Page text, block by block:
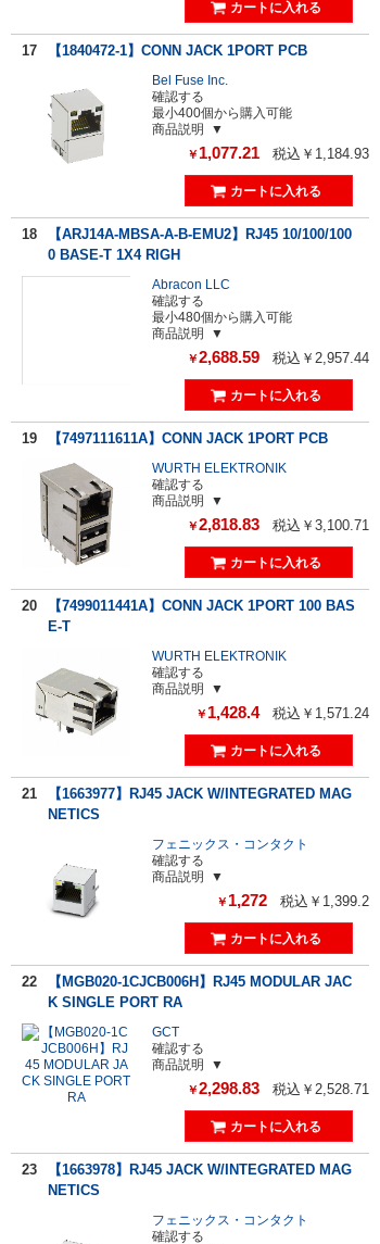
17 【1840472-1】CONN JACK 1PORT PCB
Bel Fuse Inc.
確認する
最小400個から購入可能
商品説明
￥ 1,077.21 税込￥1,184.93
18
【ARJ14A-MBSA-A-B-EMU2】RJ45 10/100/100
0 BASE-T 1X4 RIGH
Abracon LLC
確認する
最小480個から購入可能
商品説明
￥2,688.59 税込￥2,957.44
19 【7497111611A】CONN JACK 1PORT PCB
WURTH ELEKTRONIK
確認する
商品説明
￥2,818.83 税込￥3,100.71
20
【7499011441A】CONN JACK 1PORT 100 BAS
E-T
WURTH ELEKTRONIK
確認する
商品説明
￥ 1,428.4 税込￥1,571.24
21
【1663977】RJ45 JACK W/INTEGRATED MAG
NETICS
フェニックス・コンタクト
確認する
商品説明
￥ 1,272 税込￥1,399.2
22
【MGB020-1CJCB006H】RJ45 MODULAR JAC
K SINGLE PORT RA
GCT
確認する
商品説明
￥2,298.83 税込￥2,528.71
23
【1663978】RJ45 JACK W/INTEGRATED MAG
NETICS
フェニックス・コンタクト
確認する